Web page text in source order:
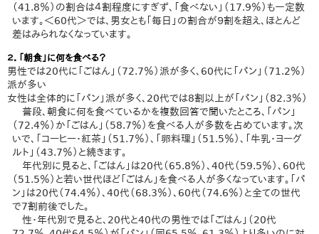
（41.8％）の割合は４割程度にすぎず、「食べない」（17.9％）も一定数
います。＜60代＞では、男女とも「毎日」の割合が９割を超え、ほとんど
差はみられなくなっています。
２．「朝食」に何を食べる？
男性では20代に「ごはん」（72.7％）派が多く、60代に「パン」（71.2％）
派が多い
女性は全体的に「パン」派が多く、20代では8割以上が「パン」（82.3％）
普段、朝食に何を食べているかを複数回答で聞いたところ、「パン」
（72.4％）か「ごはん」（58.7％）を食べる人が多数を占めています。次
いで、「コーヒー・紅茶」（51.7％）、「卵料理」（51.5％）、「牛乳・ヨーグ
ルト」（43.7％）と続きます。
年代別に見ると、「ごはん」は20代（65.8％）、40代（59.5％）、60代
（51.5％）と若い世代ほど「ごはん」を食べる人が多くなっています。「パ
ン」は20代（74.4％）、40代（68.3％）、60代（74.6％）と全ての世代
で7割前後でした。
性・年代別で見ると、20代と40代の男性では「ごはん」（20代